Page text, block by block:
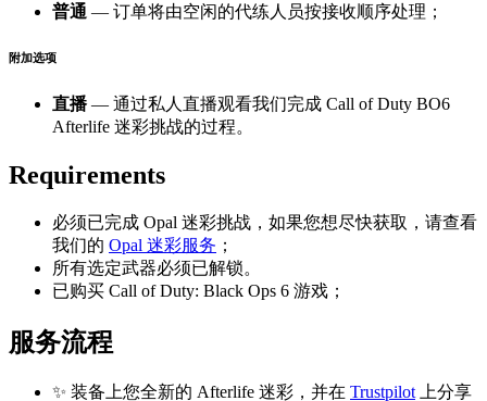
普通 — 订单将由空闲的代练人员按接收顺序处理；
附加选项
直播— 通过私人直播观看我们完成 Call of Duty BO6
Afterlife 迷彩挑战的过程。
Requirements
必须已完成 Opal 迷彩挑战，如果您想尽快获取，请查看
我们的 Opal 迷彩服务 ；
所有选定武器必须已解锁。
已购买 Call of Duty: Black Ops 6 游戏；
服务流程
✨ 装备上您全新的 Afterlife 迷彩，并在 Trustpilot 上分享